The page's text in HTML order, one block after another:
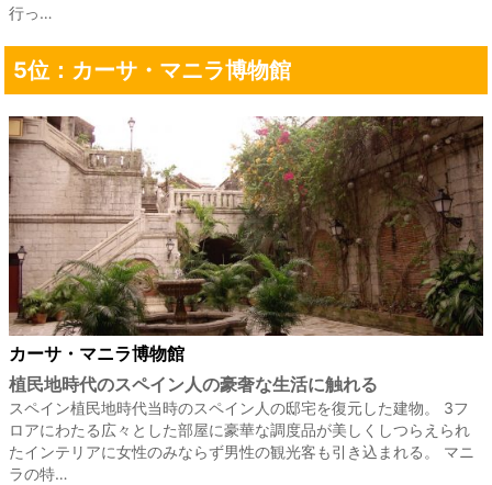
行っ…
5位：カーサ・マニラ博物館
カーサ・マニラ博物館
植民地時代のスペイン人の豪奢な生活に触れる
スペイン植民地時代当時のスペイン人の邸宅を復元した建物。 3フ
ロアにわたる広々とした部屋に豪華な調度品が美しくしつらえられ
たインテリアに女性のみならず男性の観光客も引き込まれる。 マニ
ラの特…